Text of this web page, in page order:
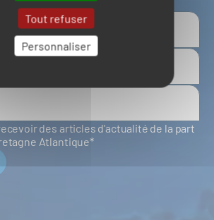
Tout refuser
Personnaliser
des articles d'actualité de la part
Atlantique